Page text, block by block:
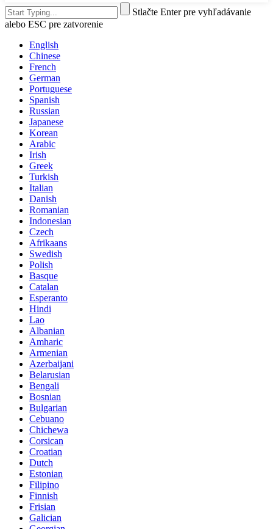
Stlačte Enter pre vyhľadávanie
alebo ESC pre zatvorenie
English
Chinese
French
German
Portuguese
Spanish
Russian
Japanese
Korean
Arabic
Irish
Greek
Turkish
Italian
Danish
Romanian
Indonesian
Czech
Afrikaans
Swedish
Polish
Basque
Catalan
Esperanto
Hindi
Lao
Albanian
Amharic
Armenian
Azerbaijani
Belarusian
Bengali
Bosnian
Bulgarian
Cebuano
Chichewa
Corsican
Croatian
Dutch
Estonian
Filipino
Finnish
Frisian
Galician